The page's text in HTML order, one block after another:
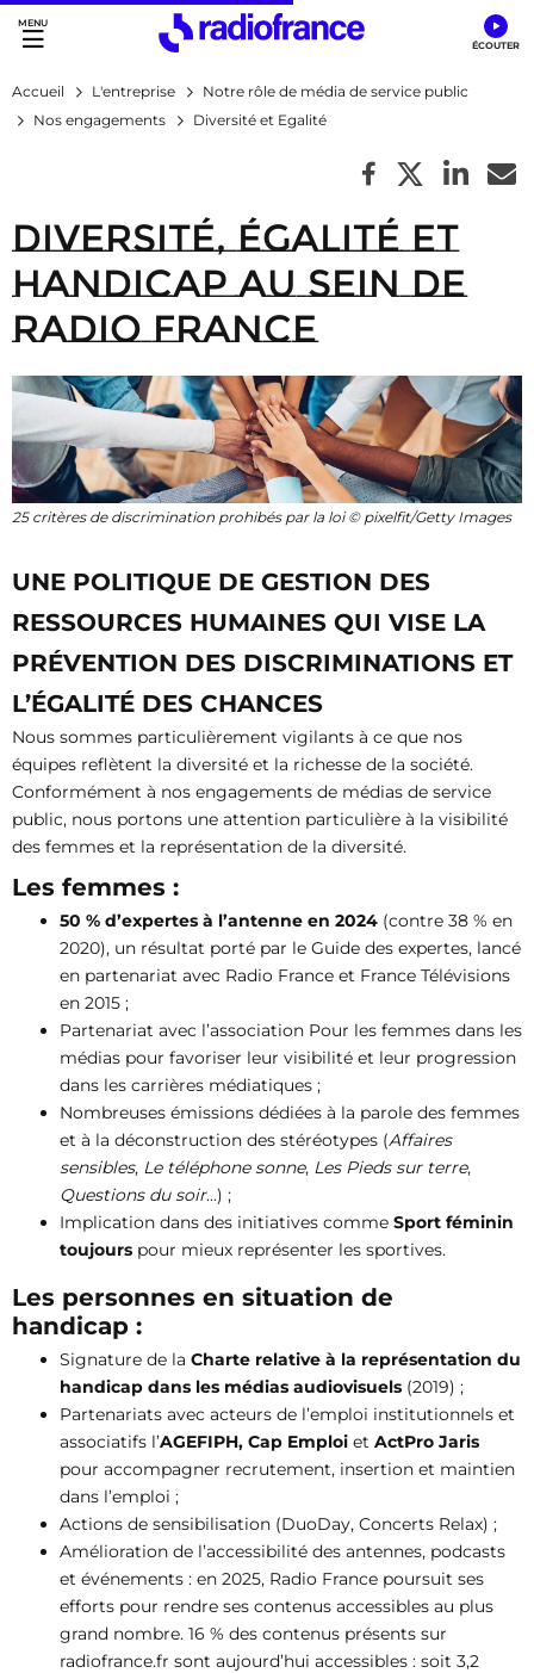
Accès direct :
Menu principal
Contenu
Accueil L'entreprise
Notre rôle de média de service public
Nos engagements
Diversité et Egalité
Diversité, Égalité et
Handicap au sein de
Radio France
25 critères de discrimination prohibés par la loi © pixelfit/Getty Images
UNE POLITIQUE DE GESTION DES
RESSOURCES HUMAINES QUI VISE LA
PRÉVENTION DES DISCRIMINATIONS ET
L’ÉGALITÉ DES CHANCES
Nous sommes particulièrement vigilants à ce que nos
équipes reflètent la diversité et la richesse de la société.
Conformément à nos engagements de médias de service
public, nous portons une attention particulière à la visibilité
des femmes et la représentation de la diversité.
Les femmes :
50 % d’expertes à l’antenne en 2024 (contre 38 % en
2020), un résultat porté par le Guide des expertes, lancé
en partenariat avec Radio France et France Télévisions
en 2015 ;
Partenariat avec l’association Pour les femmes dans les
médias pour favoriser leur visibilité et leur progression
dans les carrières médiatiques ;
Nombreuses émissions dédiées à la parole des femmes
et à la déconstruction des stéréotypes (Affaires
sensibles, Le téléphone sonne, Les Pieds sur terre,
Questions du soir...) ;
Implication dans des initiatives comme Sport féminin
toujours pour mieux représenter les sportives.
Les personnes en situation de
handicap :
Signature de la Charte relative à la représentation du
handicap dans les médias audiovisuels (2019) ;
Partenariats avec acteurs de l’emploi institutionnels et
associatifs l’AGEFIPH, Cap Emploi et ActPro Jaris
pour accompagner recrutement, insertion et maintien
dans l’emploi ;
Actions de sensibilisation (DuoDay, Concerts Relax) ;
Amélioration de l’accessibilité des antennes, podcasts
et événements : en 2025, Radio France poursuit ses
efforts pour rendre ses contenus accessibles au plus
grand nombre. 16 % des contenus présents sur
radiofrance.fr sont aujourd’hui accessibles : soit 3,2